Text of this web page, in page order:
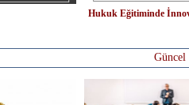
Hukuk Eğitiminde
Güncel